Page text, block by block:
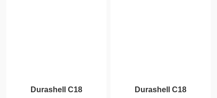
Durashell C18 Durashell C18